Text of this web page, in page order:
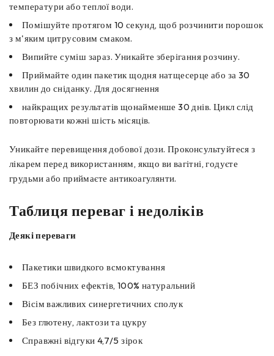
температури або теплої води.
Помішуйте протягом 10 секунд, щоб розчинити порошок
з м'яким цитрусовим смаком.
Випийте суміш зараз. Уникайте зберігання розчину.
Приймайте один пакетик щодня натщесерце або за 30
хвилин до сніданку. Для досягнення
найкращих результатів щонайменше 30 днів. Цикл слід
повторювати кожні шість місяців.
Уникайте перевищення добової дози. Проконсультуйтеся з
лікарем перед використанням, якщо ви вагітні, годуєте
грудьми або приймаєте антикоагулянти.
Таблиця переваг і недоліків
Деякі переваги
Пакетики швидкого всмоктування
БЕЗ побічних ефектів, 100% натуральний
Вісім важливих синергетичних сполук
Без глютену, лактози та цукру
Справжні відгуки 4,7/5 зірок